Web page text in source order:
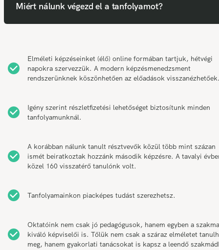
Miért nálunk végezd el a tanfolyamot?
Elméleti képzéseinket (élő) online formában tartjuk, hétvégi
napokra szervezzük. A modern képzésmenedzsment
rendszerünknek köszönhetően az előadások
Igény szerint részletfizetési lehetőséget biztosítunk minden
tanfolyamunknál.
A korábban nálunk tanult résztvevők közül több mint százan
ismét beiratkoztak hozzánk második képzésre. A tavalyi
közel 160 visszatérő tanulónk volt.
Tanfolyamainkon piacképes tudást szerezhetsz.
Oktatóink nem csak jó pedagógusok, hanem egyben a szakma
kiváló képviselői is. Tőlük nem csak a száraz elméletet
meg, hanem gyakorlati tanácsokat is kapsz a leendő